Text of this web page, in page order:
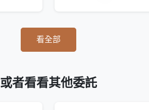
看全部
或者看看其他委託